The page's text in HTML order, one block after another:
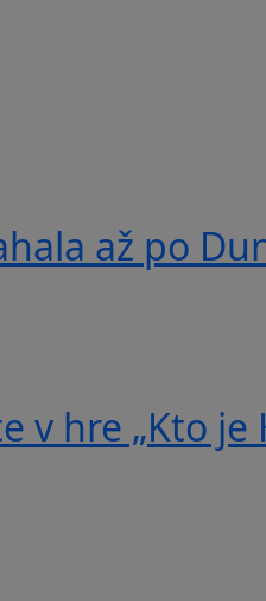
až po
hre „Kto je